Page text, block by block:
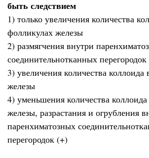
быть следствием
1) только увеличения количества
фолликулах железы
2) размягчения внутри
соединительнотканных перегородок
3) увеличения количества коллоида
железы
4) уменьшения количества
железы, разрастания и огрубления
паренхиматозных
перегородок (+)